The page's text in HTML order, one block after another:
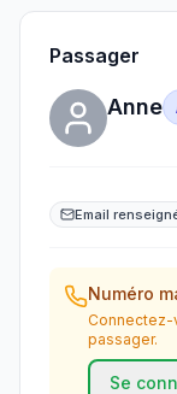
Passager
Anne
Email
Numéro
Connectez-
passager.
Se